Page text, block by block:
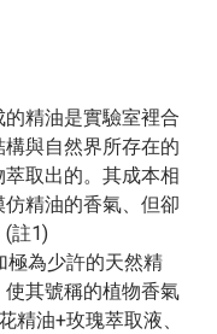
的精油是實驗室裡合
與自然界所存在的
取出的。其成本相
精油的香氣、但卻
(註1)
極為少許的天然精
其號稱的植物香氣
精油+玫瑰萃取液、